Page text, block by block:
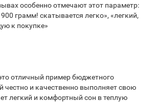
особенно отмечают этот параметр:
грамм! скатывается легко», «легкий,
к покупке»
отличный пример бюджетного
честно и качественно выполняет свою
легкий и комфортный сон в теплую